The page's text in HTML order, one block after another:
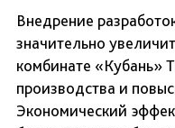
Внедрение
значительно
комбинате «Кубань»
производства и
Экономический